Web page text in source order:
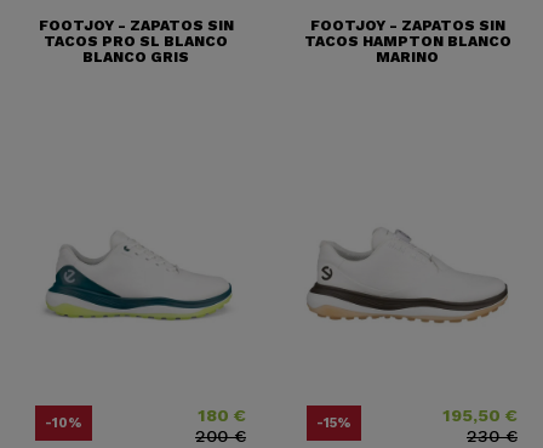
FOOTJOY - ZAPATOS SIN
TACOS PRO SL BLANCO
BLANCO GRIS
FOOTJOY - ZAPATOS SIN
TACOS HAMPTON BLANCO
MARINO
-10% Precio180 €
Precio base
200 €
-15% Precio195,50 €
Precio base
230 €